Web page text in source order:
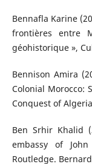
Bennafla Karine
frontières entre
géohistorique »,
Bennison Amira
Colonial Morocco:
Conquest of
Ben Srhir Khalid
embassy of
Routledge.